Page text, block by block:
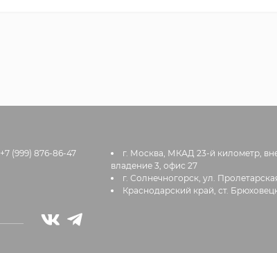
+7 (999) 876-86-47
г. Москва, МКАД 23-й километр,
владение 3, офис 27
г. Солнечногорск, ул.
Краснодарский край, ст.